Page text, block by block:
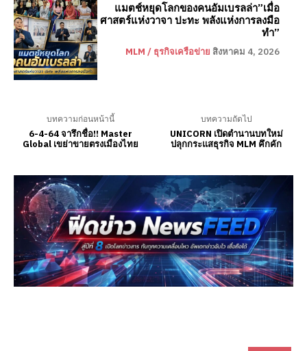
แมตช์หยุดโลกของคนอัมเบรลล่า”เมื่อ
ศาสตร์แห่งวาจา ปะทะ พลังแห่งการลงมือ
ทำ”
MLM / ธุรกิจเครือข่าย สิงหาคม 4, 2026
บทความก่อนหน้านี้
6-4-64 จารึกชื่อ!! Master
Global เขย่าขายตรงเมืองไทย
บทความถัดไป
UNICORN เปิดตำนานบทใหม่
ปลุกกระแสธุรกิจ MLM คึกคัก